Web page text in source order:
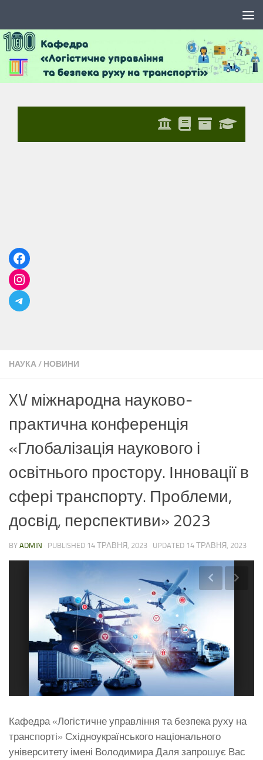
НАУКА/ НОВИНИ
XV міжнародна науково-
практична конференція
«Глобалізація наукового і
освітнього простору. Інновації в
сфері транспорту. Проблеми,
досвід, перспективи» 2023
BY ADMIN · PUBLISHED 14 ТРАВНЯ, 2023 · UPDATED 14 ТРАВНЯ, 2023
Кафедра «Логістичне управління та безпека руху на
транспорті» Східноукраїнського національного
університету імені Володимира Даля запрошує Вас